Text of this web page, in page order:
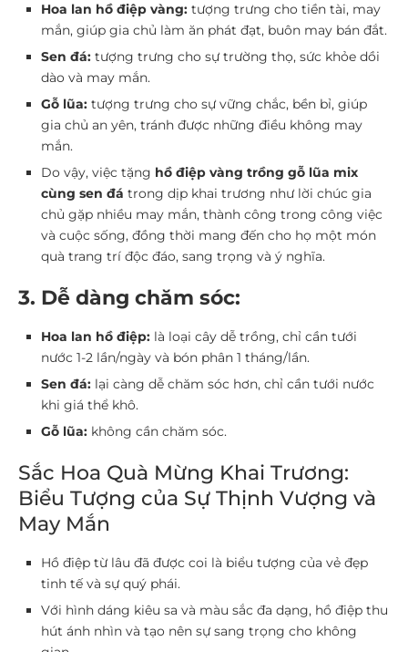
Hoa lan hồ điệp vàng: tượng trưng cho tiền tài, may
mắn, giúp gia chủ làm ăn phát đạt, buôn may bán đắt.
Sen đá: tượng trưng cho sự trường thọ, sức khỏe dồi
dào và may mắn.
Gỗ lũa: tượng trưng cho sự vững chắc, bền bỉ, giúp
gia chủ an yên, tránh được những điều không may
mắn.
Do vậy, việc tặng hồ điệp vàng trồng gỗ lũa mix
cùng sen đá trong dịp khai trương như lời chúc gia
chủ gặp nhiều may mắn, thành công trong công việc
và cuộc sống, đồng thời mang đến cho họ một món
quà trang trí độc đáo, sang trọng và ý nghĩa.
3. Dễ dàng chăm sóc:
Hoa lan hồ điệp: là loại cây dễ trồng, chỉ cần tưới
nước 1-2 lần/ngày và bón phân 1 tháng/lần.
Sen đá: lại càng dễ chăm sóc hơn, chỉ cần tưới nước
khi giá thể khô.
Gỗ lũa: không cần chăm sóc.
Sắc Hoa Quà Mừng Khai Trương:
Biểu Tượng của Sự Thịnh Vượng và
May Mắn
Hồ điệp từ lâu đã được coi là biểu tượng của vẻ đẹp
tinh tế và sự quý phái.
Với hình dáng kiêu sa và màu sắc đa dạng, hồ điệp thu
hút ánh nhìn và tạo nên sự sang trọng cho không